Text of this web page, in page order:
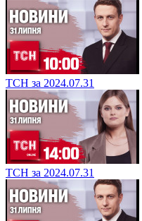
ТСН за 2024.07.31
ТСН за 2024.07.31